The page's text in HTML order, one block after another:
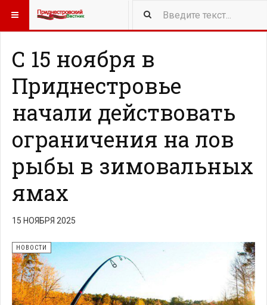
417 NEW ARTICLES
С 15 ноября в
Приднестровье
начали действовать
ограничения на лов
рыбы в зимовальных
ямах
15 НОЯБРЯ 2025
НОВОСТИ